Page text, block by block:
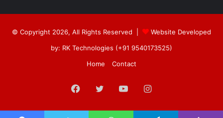
© Copyright 2026, All Rights Reserved |
Website Developed
by: RK Technologies (+91 9540173525)
Home
Contact
Facebook
Twitter YouTubeInstagram